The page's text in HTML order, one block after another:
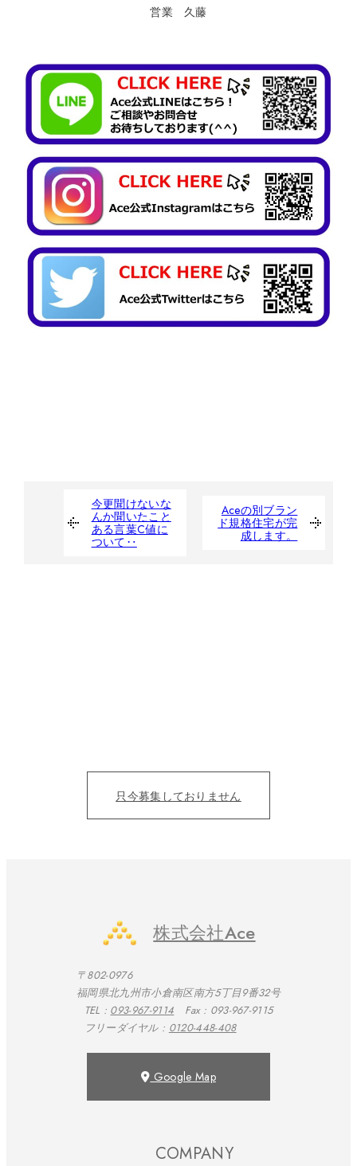
営業 久藤
今更聞けないな
んか聞いたこと
ある言葉C値に
ついて‥
Aceの別ブラン
ド規格住宅が完
成します。
只今募集しておりません
株式会社Ace
〒802-0976
福岡県北九州市小倉南区南方5丁目9番32号
TEL : 093-967-9114 Fax : 093-967-9115
フリーダイヤル : 0120-448-408
Google Map
COMPANY